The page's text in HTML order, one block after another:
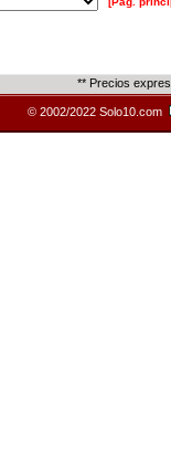
** Precios
© 2002/2022 Solo10.com